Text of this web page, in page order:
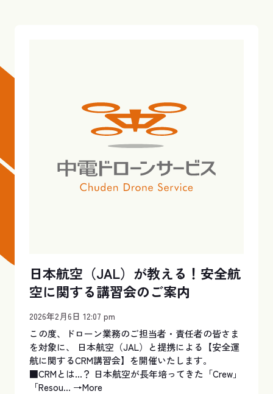
日本航空（JAL）が教える！安全航
空に関する講習会のご案内
2026年2月6日 12:07 pm
この度、ドローン業務のご担当者・責任者の皆さま
を対象に、 日本航空（JAL）と提携による【安全運
航に関するCRM講習会】を開催いたします。
■CRMとは…？ 日本航空が長年培ってきた「Crew」
「Resou... →More